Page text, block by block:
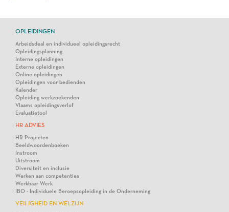
OPLEIDINGEN
Arbeidsdeal en individueel opleidingsrecht
Opleidingsplanning
Interne opleidingen
Externe opleidingen
Online opleidingen
Opleidingen voor bedienden
Kalender
Opleiding werkzoekenden
Vlaams opleidingsverlof
Evaluatietool
HR ADVIES
HR Projecten
Beeldwoordenboeken
Instroom
Uitstroom
Diversiteit en inclusie
Werken aan competenties
Werkbaar Werk
IBO - Individuele Beroepsopleiding in de Onderneming
VEILIGHEID EN WELZIJN